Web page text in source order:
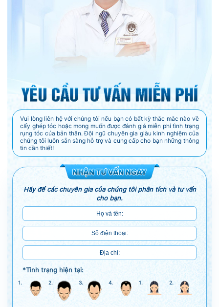
Vui lòng liên hệ với chúng tôi nếu bạn có bất kỳ thắc mắc nào về
cấy ghép tóc hoặc mong muốn được đánh giá miễn phí tình trạng
rụng tóc của bản thân. Đội ngũ chuyên gia giàu kinh nghiệm của
chúng tôi luôn sẵn sàng hỗ trợ và cung cấp cho bạn những thông
tin cần thiết!
Hãy để các chuyên gia của chúng tôi phân tích và tư vấn
cho bạn.
*Tình trạng hiện tại:
1. 2. 3. 4. 1. 2.